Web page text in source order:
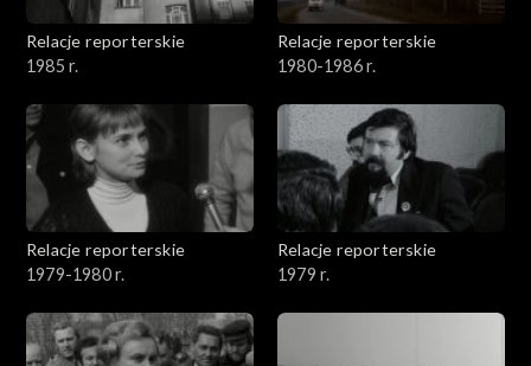
Relacje reporterskie
1985 r.
Relacje reporterskie
1980-1986 r.
Relacje reporterskie
1979-1980 r.
Relacje reporterskie
1979 r.